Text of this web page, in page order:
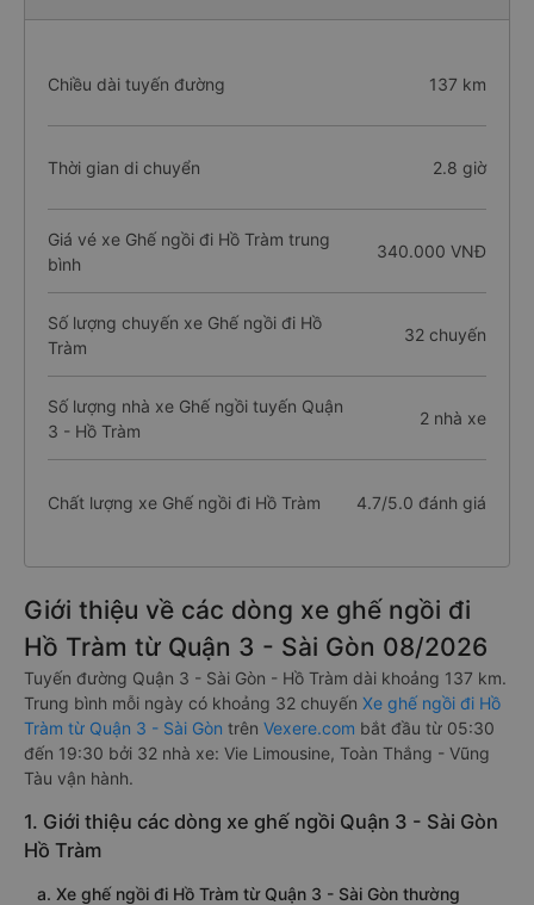
Chiều dài tuyến đường 137 km
Thời gian di chuyển 2.8 giờ
Giá vé xe Ghế ngồi đi Hồ Tràm trung
bình
340.000 VNĐ
Số lượng chuyến xe Ghế ngồi đi Hồ
Tràm
32 chuyến
Số lượng nhà xe Ghế ngồi tuyến Quận
3 - Hồ Tràm
2 nhà xe
Chất lượng xe Ghế ngồi đi Hồ Tràm 4.7/5.0 đánh giá
Giới thiệu về các dòng xe ghế ngồi đi
Hồ Tràm từ Quận 3 - Sài Gòn 08/2026
Tuyến đường Quận 3 - Sài Gòn - Hồ Tràm dài khoảng 137 km.
Trung bình mỗi ngày có khoảng 32 chuyến Xe ghế ngồi đi Hồ
Tràm từ Quận 3 - Sài Gòn trên Vexere.com bắt đầu từ 05:30
đến 19:30 bởi 32 nhà xe: Vie Limousine, Toàn Thắng - Vũng
Tàu vận hành.
1. Giới thiệu các dòng xe ghế ngồi Quận 3 - Sài Gòn
Hồ Tràm
a. Xe ghế ngồi đi Hồ Tràm từ Quận 3 - Sài Gòn thường